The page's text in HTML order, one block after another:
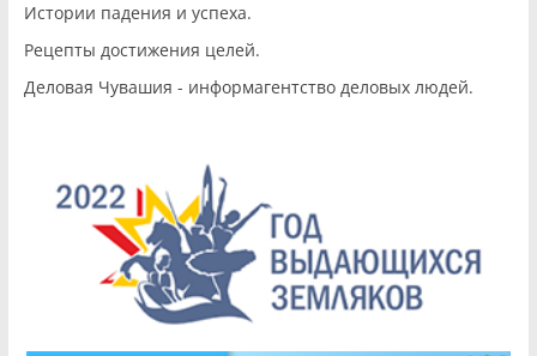
Истории падения и успеха.
Рецепты достижения целей.
Деловая Чувашия - информагентство деловых людей.